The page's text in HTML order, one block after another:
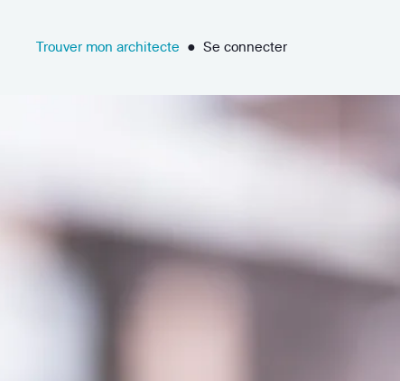
Trouver mon architecte ● Se connecter